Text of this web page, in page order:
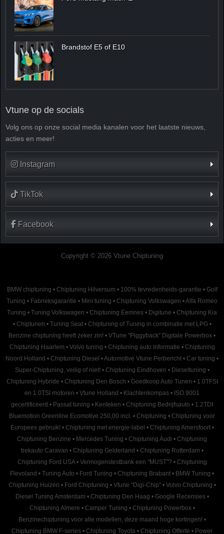
Brandstof E5 of E10
Vtune op de socials
Volg ons op onze social media kanalen voor het laatste nieuws,
acties en meer!
Instagram
TikTok
Facebook
Copyright © 2026 Vtune Chiptuning
BMW chiptuning • Chiptuning Hilversum • 100% tevredenheids-garantie • Golf
Tuning • Fabrieksgarantie • Mini tuning • Chiptuning Volkswagen •Alfa Romeo
Tuning • Tuning Volkswagen • Chiptuning Eemnes • Digitune • Chiptuning Kia
• Chiptunen • Tuning Seat • Chiptuning of Tuning in combinatie met LPG •
Benzine chiptuning heeft zeker zin! • VTune "Piggyback" Digitale Powerbox •
Chiptuning Haarlem • Volvo tuning • Chiptuning auto informatie • Chiptuning
Noord Holland • Chiptuning Diesel •Automotive Vtune Perbericht • Car tuning •
Super-Chiptuning, veilig of niet! • Chiptuning Eindhoven • Dieseltuning •
Chiptuning Hybride • Chiptuning Den Bosch • Goedkoop Auto Tunen • 1.0TFSI
en 1.0TSI motoren • Vtune Holland • Klachtenkompas • ISO 9001
gecertificeerd • Passat tuning • Kenteken • Chiptuning Bedrijfsauto • 1.2TDI
Bluemotion Greenline Ecomotive 250,00 incl. • Chiptuning • Chiptuning voor
Europees gebruik! • Chiptuning met energie-label • Chiptuning Amersfoort •
Chiptuning Benzine • Mercedes Tuning • Chiptuning Audi • Chiptuning
trekauto Caravan • Chiptuning Gelderland • Chiptuning Rotterdam •
Chiptuning Ford USA • Vermogenstestbank een "MUST"? • Chiptuning
Flevoland • Tuning Auto • Ford Tuning • Chiptuning Brabant • BMW Tuning •
Chiptuning Huizen • Ford Chiptuning • Vtune "Digi-Chip" • Volvo Chiptuning •
Diesel Tuning Amsterdam • Chiptuning Den Haag • Google Recensies •
Chiptuning Almere • Camper Tuning • Chiptuning Powerbox •
Benzinechiptuning voor alle modellen, deze maand hoge kortingen! •
Chiptuning BMW F-series • Chiptuning Toyota • Chiptuning Offerte • Power